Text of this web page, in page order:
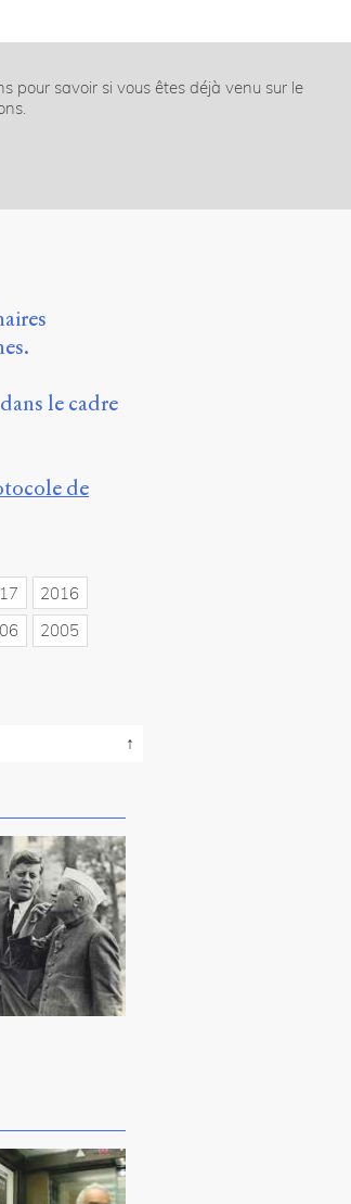
pour savoir si vous êtes déjà venu sur le
le cadre
de
2016
2005